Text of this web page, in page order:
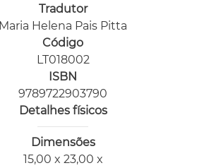
Tradutor
Maria Helena Pais Pitta
Código
LT018002
ISBN
9789722903790
Detalhes físicos
Dimensões
15,00 x 23,00 x